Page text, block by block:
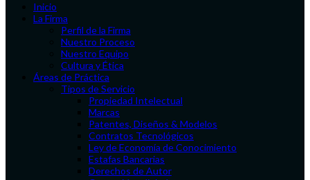
Inicio
La Firma
Perfil de la Firma
Nuestro Proceso
Nuestro Equipo
Cultura y Ética
Áreas de Práctica
Tipos de Servicio
Propiedad Intelectual
Marcas
Patentes, Diseños & Modelos
Contratos Tecnológicos
Ley de Economía de Conocimiento
Estafas Bancarias
Derechos de Autor